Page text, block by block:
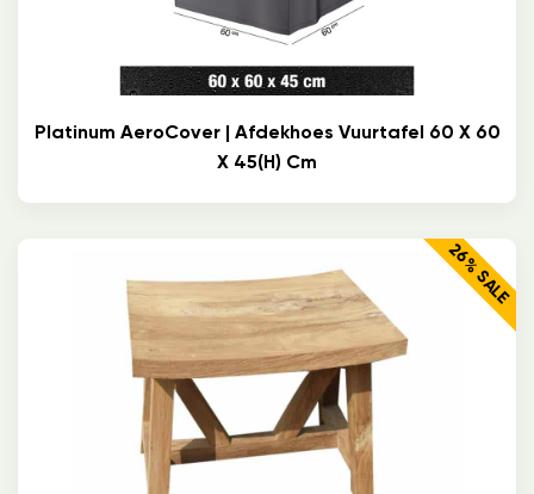
Platinum AeroCover | Afdekhoes Vuurtafel 60 X 60
X 45(h) Cm
26% SALE